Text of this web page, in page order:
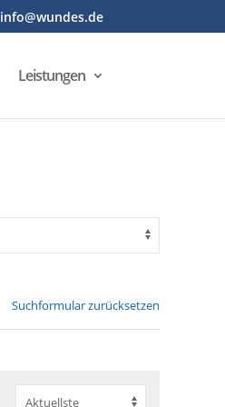
info@wundes.de
Leistungen
Suchformular zurücksetzen